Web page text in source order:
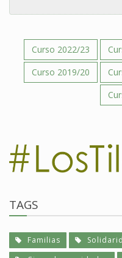
Curso 2022/23
Curso 2019/20
TAGS
Familias